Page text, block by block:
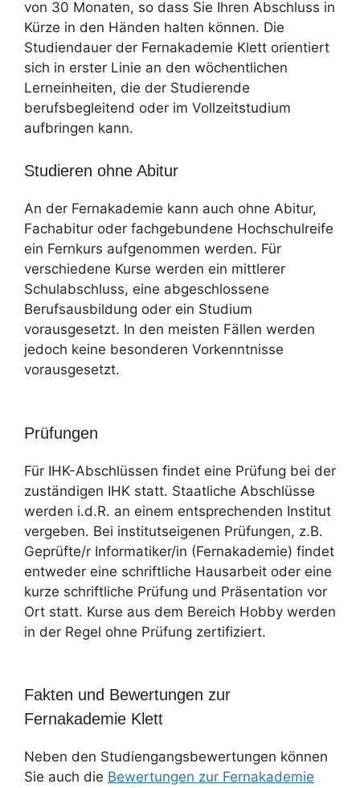
von 30 Monaten, so dass Sie Ihren Abschluss in
Kürze in den Händen halten können. Die
Studiendauer der Fernakademie Klett orientiert
sich in erster Linie an den wöchentlichen
Lerneinheiten, die der Studierende
berufsbegleitend oder im Vollzeitstudium
aufbringen kann.
Studieren ohne Abitur
An der Fernakademie kann auch ohne Abitur,
Fachabitur oder fachgebundene Hochschulreife
ein Fernkurs aufgenommen werden. Für
verschiedene Kurse werden ein mittlerer
Schulabschluss, eine abgeschlossene
Berufsausbildung oder ein Studium
vorausgesetzt. In den meisten Fällen werden
jedoch keine besonderen Vorkenntnisse
vorausgesetzt.
Prüfungen
Für IHK-Abschlüssen findet eine Prüfung bei der
zuständigen IHK statt. Staatliche Abschlüsse
werden i.d.R. an einem entsprechenden Institut
vergeben. Bei institutseigenen Prüfungen, z.B.
Geprüfte/r Informatiker/in (Fernakademie) findet
entweder eine schriftliche Hausarbeit oder eine
kurze schriftliche Prüfung und Präsentation vor
Ort statt. Kurse aus dem Bereich Hobby werden
in der Regel ohne Prüfung zertifiziert.
Fakten und Bewertungen zur
Fernakademie Klett
Neben den Studiengangsbewertungen können
Sie auch die Bewertungen zur Fernakademie